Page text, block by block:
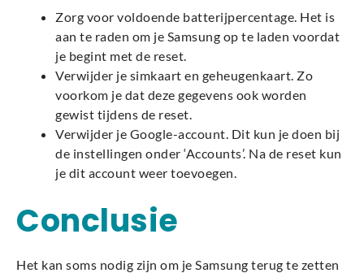
Zorg voor voldoende batterijpercentage. Het is
aan te raden om je Samsung op te laden voordat
je begint met de reset.
Verwijder je simkaart en geheugenkaart. Zo
voorkom je dat deze gegevens ook worden
gewist tijdens de reset.
Verwijder je Google-account. Dit kun je doen bij
de instellingen onder ‘Accounts’. Na de reset kun
je dit account weer toevoegen.
Conclusie
Het kan soms nodig zijn om je Samsung terug te zetten